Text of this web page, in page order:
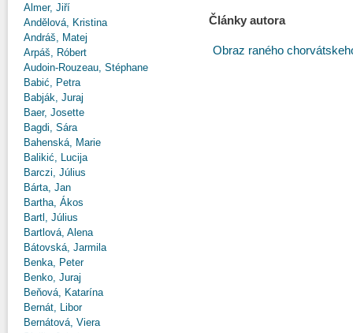
Almer, Jiří
Andělová, Kristina
Andráš, Matej
Arpáš, Róbert
Audoin-Rouzeau, Stéphane
Babić, Petra
Babják, Juraj
Baer, Josette
Bagdi, Sára
Bahenská, Marie
Balikić, Lucija
Barczi, Július
Bárta, Jan
Bartha, Ákos
Bartl, Július
Bartlová, Alena
Bátovská, Jarmila
Benka, Peter
Benko, Juraj
Beňová, Katarína
Bernát, Libor
Bernátová, Viera
Články autora
Obraz raného